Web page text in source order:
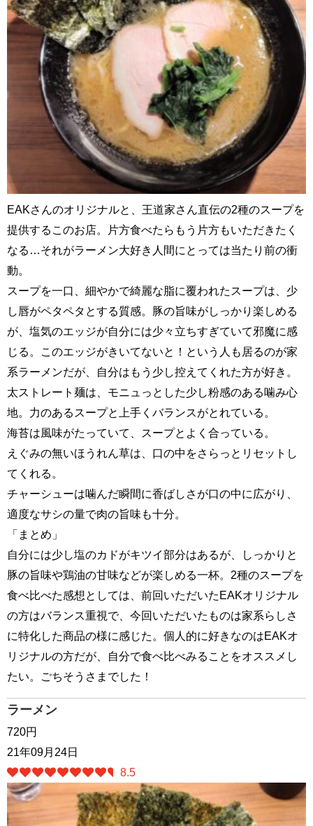
EAKさんのオリジナルと、王道家さん直伝の2種のスープを
提供するこのお店。片方食べたらもう片方もいただきたく
なる…それがラーメン大好き人間にとっては当たり前の衝
動。
スープを一口、細やかで綺麗な脂に覆われたスープは、少
し唇がペタペタとする質感。豚の旨味がしっかり楽しめる
が、塩気のエッジが自分には少々立ちすぎていて邪魔に感
じる。このエッジがきいてないと！という人も居るのが家
系ラーメンだが、自分はもう少し控えてくれた方が好き。
太ストレート麺は、モニュっとした少し粉感のある噛み心
地。力のあるスープと上手くバランスがとれている。
海苔は風味がたっていて、スープとよく合っている。
えぐみの無いほうれん草は、口の中をさらっとリセットし
てくれる。
チャーシューは噛んだ瞬間に香ばしさが口の中に広がり、
適度なサシの量で肉の旨味も十分。
「まとめ」
自分には少し塩のカドがキツイ部分はあるが、しっかりと
豚の旨味や鶏油の甘味などが楽しめる一杯。2種のスープを
食べ比べた感想としては、前回いただいたEAKオリジナル
の方はバランス重視で、今回いただいたものは家系らしさ
に特化した商品の様に感じた。個人的に好きなのはEAKオ
リジナルの方だが、自分で食べ比べみることをオススメし
たい。ごちそうさまでした！
ラーメン
720円
21年09月24日
8.5